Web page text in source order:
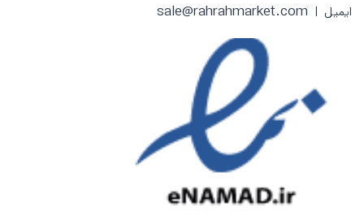
ایمیل | sale@rahrahmarket.com